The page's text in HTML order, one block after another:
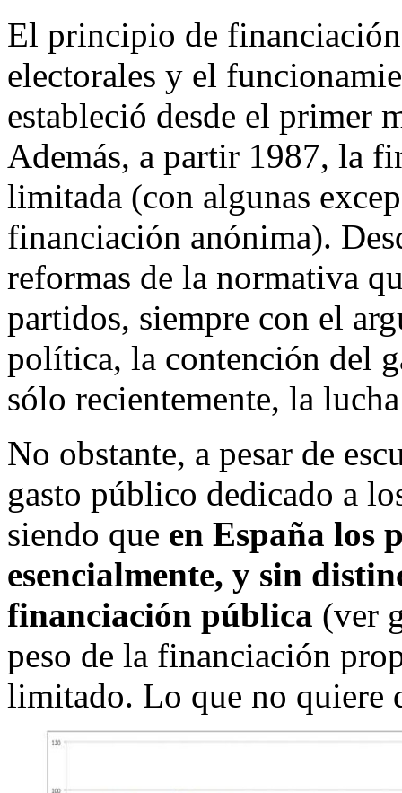
El principio de
electorales y el
estableció desde el primer
Además, a partir 1987, la
limitada (con algunas
financiación anónima).
reformas de la normativa
partidos, siempre con el
política, la contención del
sólo recientemente, la
No obstante, a pesar de
gasto público dedicado a
siendo que en España los
esencialmente, y sin
financiación pública (ver
peso de la financiación
limitado. Lo que no quiere